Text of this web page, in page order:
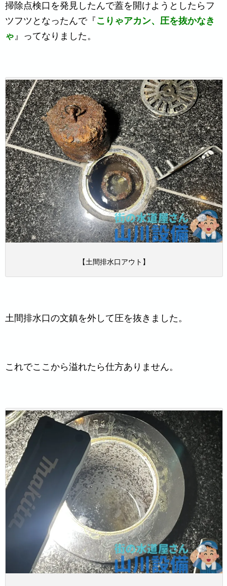
掃除点検口を発見したんで蓋を開けようとしたらフ
ツフツとなったんで『 こりゃアカン、圧を抜かなき
ゃ 』ってなりました。
【土間排水口アウト】
土間排水口の文鎮を外して圧を抜きました。
これでここから溢れたら仕方ありません。